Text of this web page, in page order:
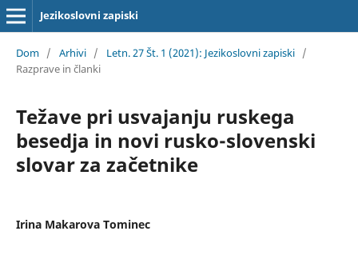
Jezikoslovni zapiski
Dom / Arhivi / Letn. 27 Št. 1 (2021): Jezikoslovni zapiski /
Razprave in članki
Težave pri usvajanju ruskega
besedja in novi rusko-slovenski
slovar za začetnike
Irina Makarova Tominec